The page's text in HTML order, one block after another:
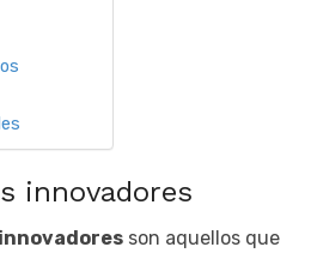
innovadores
son aquellos que